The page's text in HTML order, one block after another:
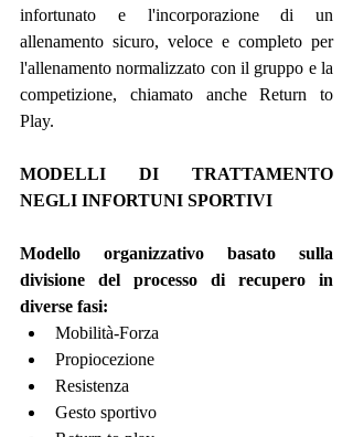
infortunato e l'incorporazione di un
allenamento sicuro, veloce e completo per
l'allenamento normalizzato con il gruppo e la
competizione, chiamato anche Return to
Play.
MODELLI DI TRATTAMENTO
NEGLI INFORTUNI SPORTIVI
Modello organizzativo basato sulla
divisione del processo di recupero in
diverse fasi:
Mobilità-Forza
Propiocezione
Resistenza
Gesto sportivo